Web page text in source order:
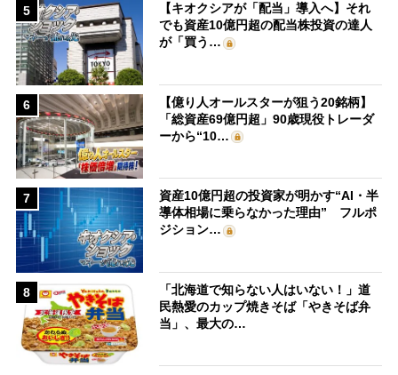
5
【キオクシアが「配当」導入へ】それ
でも資産10億円超の配当株投資の達人
が「買う…
6
【億り人オールスターが狙う20銘柄】
「総資産69億円超」90歳現役トレーダ
ーから“10…
7
資産10億円超の投資家が明かす“AI・半
導体相場に乗らなかった理由” フルポ
ジション…
8
「北海道で知らない人はいない！」道
民熱愛のカップ焼きそば「やきそば弁
当」、最大の…